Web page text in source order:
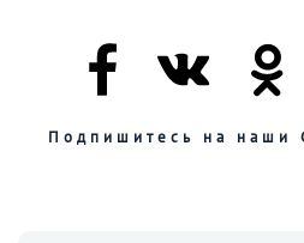
Подпишитесь на наши